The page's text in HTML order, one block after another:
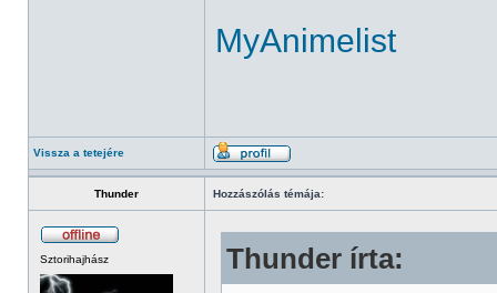
MyAnimelist
Vissza a tetejére
Thunder Hozzászólás témája:
Sztorihajhász Thunder írta: